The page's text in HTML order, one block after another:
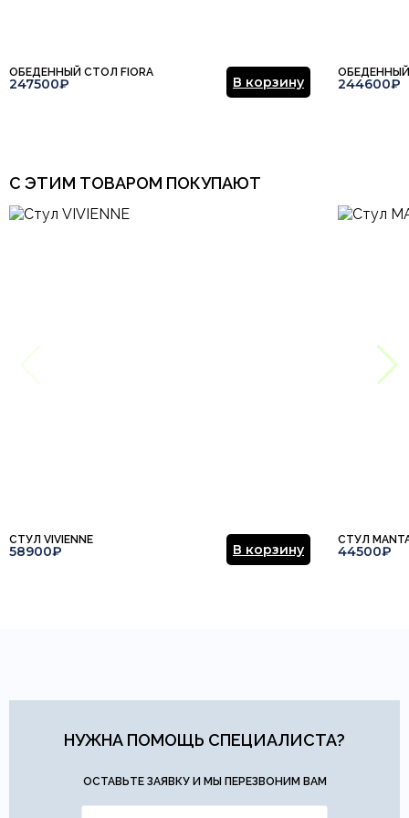
ОБЕДЕННЫЙ СТОЛ FIORA
247500₽ В корзину
ОБЕДЕННЫЙ
244600₽
С ЭТИМ ТОВАРОМ ПОКУПАЮТ
СТУЛ VIVIENNE
58900₽ В корзину
СТУЛ
44500₽
НУЖНА ПОМОЩЬ СПЕЦИАЛИСТА?
ОСТАВЬТЕ ЗАЯВКУ И МЫ ПЕРЕЗВОНИМ ВАМ